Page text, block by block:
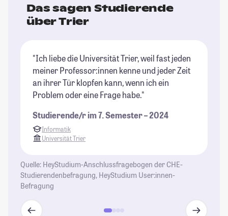
Das sagen Studierende
über Trier
"Ich liebe die Universität Trier, weil fast jeden
meiner Professor:innen kenne und jeder Zeit
an ihrer Tür klopfen kann, wenn ich ein
Problem oder eine Frage habe."
Studierende/r im 7. Semester – 2024
Informatik
Universität Trier
Quelle: HeyStudium-Anschlussfragebogen der CHE-
Studierendenbefragung, HeyStudium User:innen-
Befragung